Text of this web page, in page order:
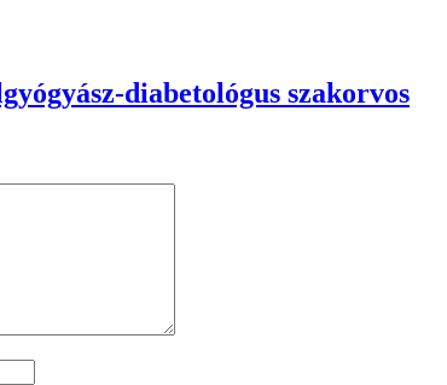
diabetológus szakorvos